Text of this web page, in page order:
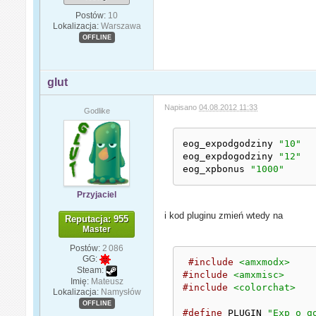
Postów: 10
Lokalizacja: Warszawa
OFFLINE
glut
Godlike
Przyjaciel
Reputacja: 955
Master
Postów: 2 086
GG:
Steam:
Imię: Mateusz
Lokalizacja: Namysłów
OFFLINE
Napisano04.08.2012 11:33
eog_expodgodziny
"10"
eog_expdogodziny
"12"
eog_xpbonus
"1000"
i kod pluginu zmień wtedy na
#include
<amxmodx>
#include
<amxmisc>
#include
<colorchat>
#define PLUGIN "Exp o